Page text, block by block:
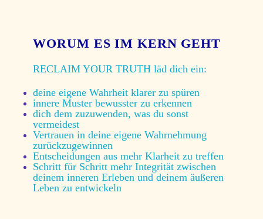
WORUM ES IM KERN GEHT
RECLAIM YOUR TRUTH läd dich ein:
deine eigene Wahrheit klarer zu spüren
innere Muster bewusster zu erkennen
dich dem zuzuwenden, was du sonst
vermeidest
Vertrauen in deine eigene Wahrnehmung
zurückzugewinnen
Entscheidungen aus mehr Klarheit zu treffen
Schritt für Schritt mehr Integrität zwischen
deinem inneren Erleben und deinem äußeren
Leben zu entwickeln